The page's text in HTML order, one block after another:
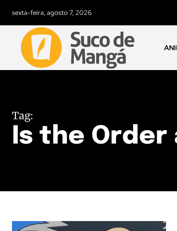
sexta-feira, agosto 7, 2026
Tag:
Is the Order